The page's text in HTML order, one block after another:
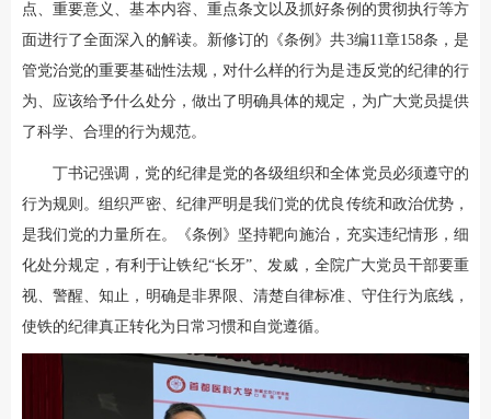
点、重要意义、基本内容、重点条文以及抓好条例的贯彻执行等方
面进行了全面深入的解读。新修订的《条例》共3编11章158条，是
管党治党的重要基础性法规，对什么样的行为是违反党的纪律的行
为、应该给予什么处分，做出了明确具体的规定，为广大党员提供
了科学、合理的行为规范。
丁书记强调，党的纪律是党的各级组织和全体党员必须遵守的
行为规则。组织严密、纪律严明是我们党的优良传统和政治优势，
是我们党的力量所在。《条例》坚持靶向施治，充实违纪情形，细
化处分规定，有利于让铁纪“长牙”、发威，全院广大党员干部要重
视、警醒、知止，明确是非界限、清楚自律标准、守住行为底线，
使铁的纪律真正转化为日常习惯和自觉遵循。